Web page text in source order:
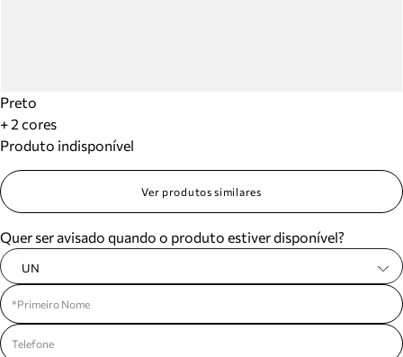
Preto
+ 2 cores
Produto indisponível
Ver produtos similares
Quer ser avisado quando o produto estiver disponível?
UN